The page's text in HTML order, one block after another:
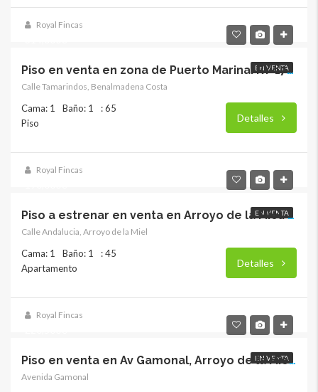
Royal Fincas
EN VENTAPiso en venta en zona de Puerto Marina. RY-17859
Calle Tamarindos, Benalmadena Costa
Cama: 1 Baño: 1
: 65
Piso
Detalles
Royal Fincas
EN VENTAPiso a estrenar en venta en Arroyo de la Miel. RY-17858
Calle Andalucia, Arroyo de la Miel
Cama: 1 Baño: 1
: 45
Apartamento
Detalles
Royal Fincas
EN VENTAPiso en venta en Av Gamonal, Arroyo de la Miel. RY-17857
Avenida Gamonal